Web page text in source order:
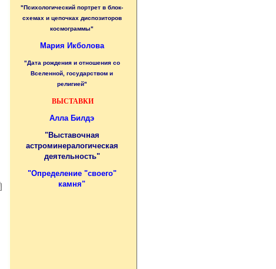
"Психологический портрет в блок-
схемах и цепочках диспозиторов
космограммы"
Мария Икболова
"Дата рождения и отношения со
Вселенной, государством и
религией"
ВЫСТАВКИ
Алла Билдэ
"Выставочная
астроминералогическая
деятельность"
"Определение "своего"
камня"